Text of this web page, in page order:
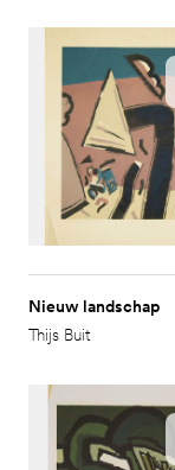
Nieuw landschap
Thijs Buit